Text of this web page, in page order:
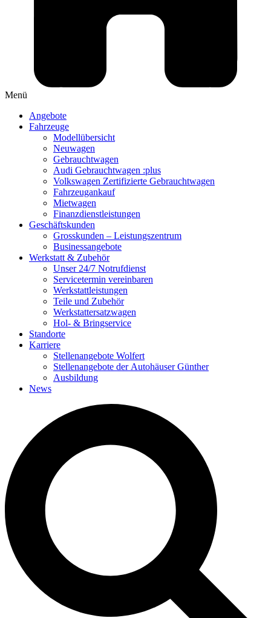
Menü
Angebote
Fahrzeuge
Modellübersicht
Neuwagen
Gebrauchtwagen
Audi Gebrauchtwagen :plus
Volkswagen Zertifizierte Gebrauchtwagen
Fahrzeugankauf
Mietwagen
Finanzdienstleistungen
Geschäftskunden
Grosskunden – Leistungszentrum
Businessangebote
Werkstatt & Zubehör
Unser 24/7 Notrufdienst
Servicetermin vereinbaren
Werkstattleistungen
Teile und Zubehör
Werkstattersatzwagen
Hol- & Bringservice
Standorte
Karriere
Stellenangebote Wolfert
Stellenangebote der Autohäuser Günther
Ausbildung
News